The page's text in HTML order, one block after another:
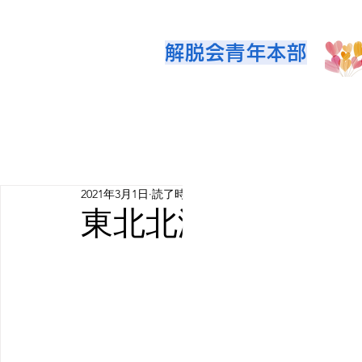
解脱会青年本部
東北北海道通信「
2021年3月1日 読了時間: 0分